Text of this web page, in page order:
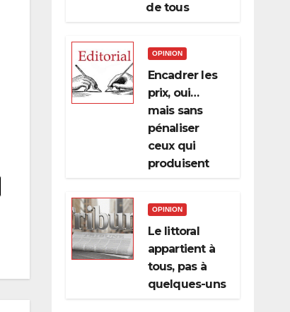
de tous
OPINION
Encadrer les
prix, oui…
mais sans
pénaliser
ceux qui
produisent
OPINION
Le littoral
appartient à
tous, pas à
quelques-uns